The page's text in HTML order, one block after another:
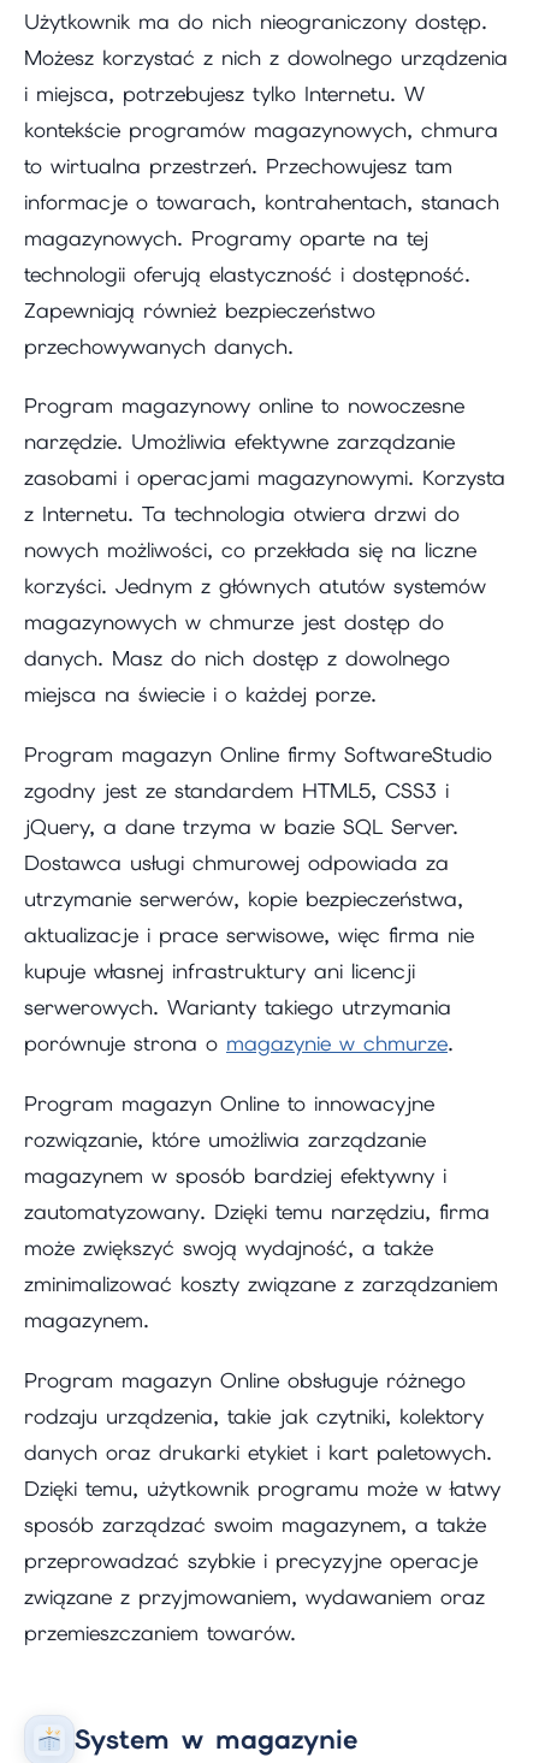
Użytkownik ma do nich nieograniczony dostęp.
Możesz korzystać z nich z dowolnego urządzenia
i miejsca, potrzebujesz tylko Internetu. W
kontekście programów magazynowych, chmura
to wirtualna przestrzeń. Przechowujesz tam
informacje o towarach, kontrahentach, stanach
magazynowych. Programy oparte na tej
technologii oferują elastyczność i dostępność.
Zapewniają również bezpieczeństwo
przechowywanych danych.
Program magazynowy online to nowoczesne
narzędzie. Umożliwia efektywne zarządzanie
zasobami i operacjami magazynowymi. Korzysta
z Internetu. Ta technologia otwiera drzwi do
nowych możliwości, co przekłada się na liczne
korzyści. Jednym z głównych atutów systemów
magazynowych w chmurze jest dostęp do
danych. Masz do nich dostęp z dowolnego
miejsca na świecie i o każdej porze.
Program magazyn Online firmy SoftwareStudio
zgodny jest ze standardem HTML5, CSS3 i
jQuery, a dane trzyma w bazie SQL Server.
Dostawca usługi chmurowej odpowiada za
utrzymanie serwerów, kopie bezpieczeństwa,
aktualizacje i prace serwisowe, więc firma nie
kupuje własnej infrastruktury ani licencji
serwerowych. Warianty takiego utrzymania
porównuje strona o magazynie w chmurze.
Program magazyn Online to innowacyjne
rozwiązanie, które umożliwia zarządzanie
magazynem w sposób bardziej efektywny i
zautomatyzowany. Dzięki temu narzędziu, firma
może zwiększyć swoją wydajność, a także
zminimalizować koszty związane z zarządzaniem
magazynem.
Program magazyn Online obsługuje różnego
rodzaju urządzenia, takie jak czytniki, kolektory
danych oraz drukarki etykiet i kart paletowych.
Dzięki temu, użytkownik programu może w łatwy
sposób zarządzać swoim magazynem, a także
przeprowadzać szybkie i precyzyjne operacje
związane z przyjmowaniem, wydawaniem oraz
przemieszczaniem towarów.
System w magazynie